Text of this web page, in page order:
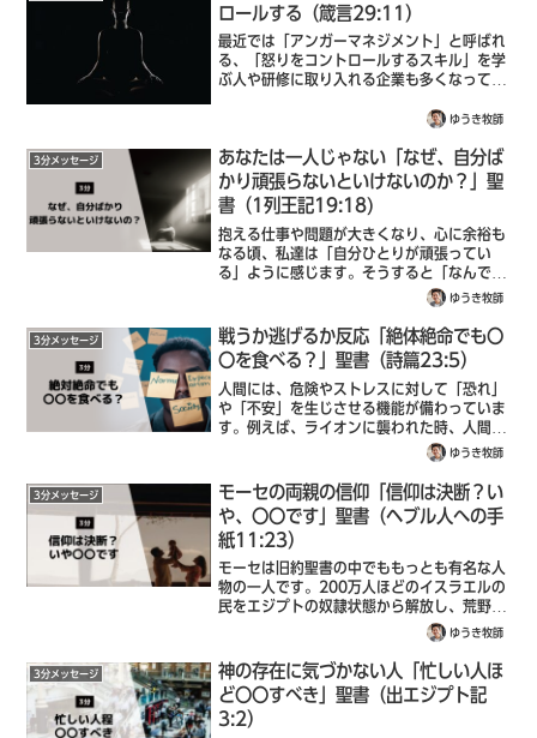
ロールする（箴言29:11）
最近では「アンガーマネジメント」と呼ばれ
る、「怒りをコントロールするスキル」を学
ぶ人や研修に取り入れる企業も多くなってき
上がって、他の物事に集中できなくなった
メ...
ゆうき牧師
3分メッセージ
あなたは一人じゃない「なぜ、自分ば
かり頑張らないといけないのか？」聖
書（1列王記19:18)
抱える仕事や問題が大きくなり、心に余裕も
なる頃、私達は「自分ひとりが頑張ってい
る」ように感じます。そうすると「なんであ
いつらはもっと頑張らないんだ！」と周りを
攻撃したくなることもあります。自分だけが
損をしているように感じて不平や不満を口に
し...
ゆうき牧師
3分メッセージ
戦うか逃げるか反応「絶体絶命でも〇
〇を食べる？」聖書（詩篇23:5）
人間には、危険やストレスに対して「恐れ」
や「不安」を生じさせる機能が備わっていま
す。例えば、ライオンに襲われた時、人間の
身体には戦うか逃げるか反応（fight-or-
flight response）が起こり、交感神経系が
刺激され、目が冴え、...
ゆうき牧師
3分メッセージ
モーセの両親の信仰「信仰は決断？い
や、〇〇です」聖書（ヘブル人への手
紙11:23）
モーセは旧約聖書の中でももっとも有名な人
物の一人です。200万人ほどのイスラエルの
民をエジプトの奴隷状態から解放し、荒野で
十戒を授かり、旧約聖書の最初の5つの書を
書き記しました。しかし、彼の誕生の背景に
は、両親の大きな信仰の決断があったので...
ゆうき牧師
3分メッセージ
神の存在に気づかない人「忙しい人ほ
ど〇〇すべき」聖書（出エジプト記
3:2）